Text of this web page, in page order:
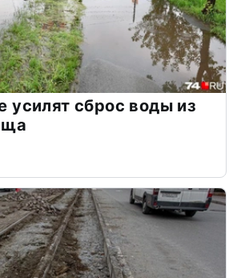
усилят сброс воды из